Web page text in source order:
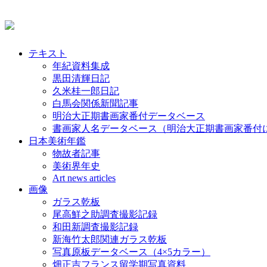
テキスト
年紀資料集成
黒田清輝日記
久米桂一郎日記
白馬会関係新聞記事
明治大正期書画家番付データベース
書画家人名データベース（明治大正期書画家番付
日本美術年鑑
物故者記事
美術界年史
Art news articles
画像
ガラス乾板
尾高鮮之助調査撮影記録
和田新調査撮影記録
新海竹太郎関連ガラス乾板
写真原板データベース（4×5カラー）
畑正吉フランス留学期写真資料